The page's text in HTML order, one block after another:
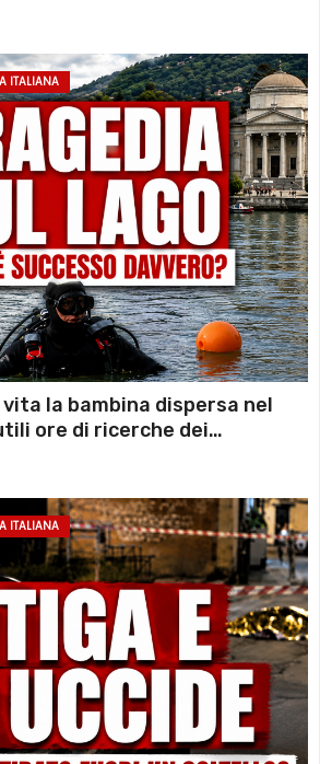
ITALIANA
la bambina dispersa nel
ore di ricerche dei
ITALIANA